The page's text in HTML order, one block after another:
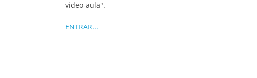
video-aula".
ENTRAR...